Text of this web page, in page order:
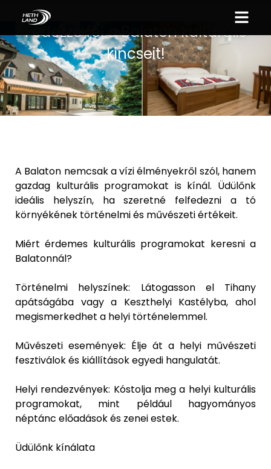
Fedezze fel a Balaton kulturális
kincseit!
A Balaton nemcsak a vízi élményekről szól, hanem
gazdag kulturális programokat is kínál. Üdülőnk
ideális helyszín, ha szeretné felfedezni a tó
környékének történelmi és művészeti értékeit.
Miért érdemes kulturális programokat keresni a
Balatonnál?
Történelmi helyszínek: Látogasson el Tihany
apátságába vagy a Keszthelyi Kastélyba, ahol
megismerkedhet a helyi történelemmel.
Művészeti események: Élje át a helyi művészeti
fesztiválok és kiállítások egyedi hangulatát.
Helyi rendezvények: Kóstolja meg a helyi kulturális
programokat, mint például hagyományos
néptánc előadások és zenei estek.
Üdülőnk kínálata